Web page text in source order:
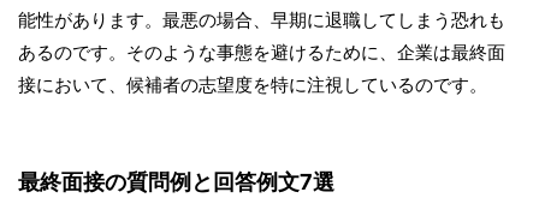
能性があります。最悪の場合、早期に退職してしまう恐れも
あるのです。そのような事態を避けるために、企業は最終面
接において、候補者の志望度を特に注視しているのです。
最終面接の質問例と回答例文7選